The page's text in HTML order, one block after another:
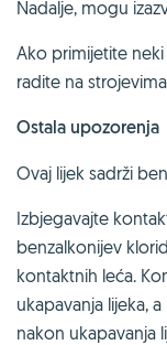
Nadalje, mogu
Ako primijetite
radite na
Ostala upozorenja
Ovaj lijek sadrži
Izbjegavajte
benzalkonijev
kontaktnih leća.
ukapavanja lijeka,
nakon ukapavanja